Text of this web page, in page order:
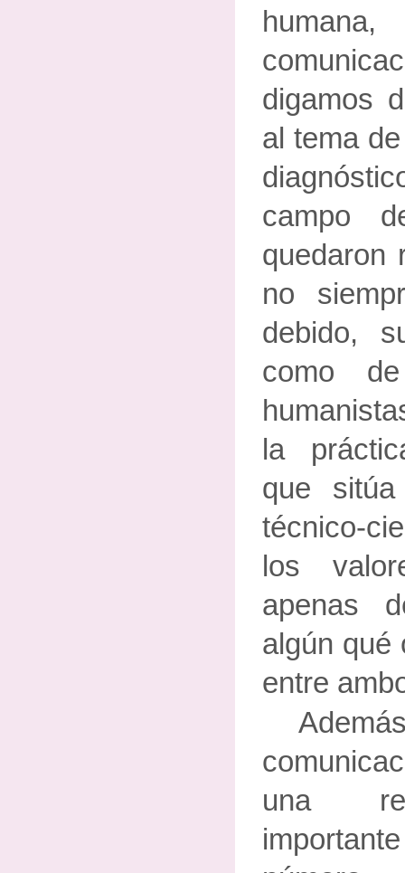
digamos
al tema
campo
quedaron
no
debido,
como
la
que
técnico-
los
apenas
algún qué
entre
una